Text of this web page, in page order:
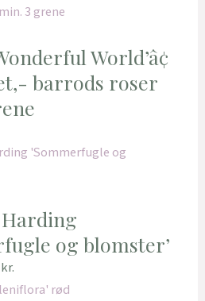
World’â¢
barrods roser
Harding
og blomster’
kr.